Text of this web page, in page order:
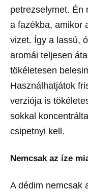
petrezselymet. Én
a fazékba, amikor
vizet. Így a lassú,
aromái teljesen
tökéletesen
Használhatjátok
verziója is
sokkal
csipetnyi kell.
Nemcsak az íze
A dédim nemcsak